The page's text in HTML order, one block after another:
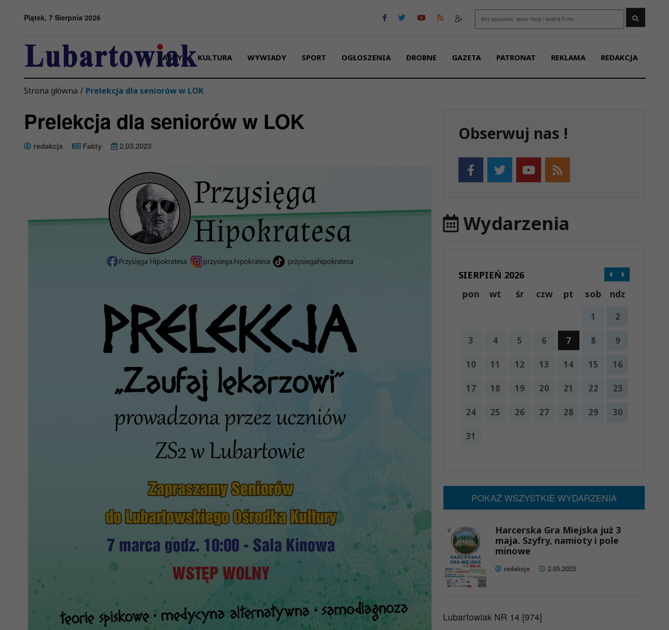
Piątek, 7 Sierpnia 2026
FAKTY KULTURA WYWIADY SPORT OGŁOSZENIA DROBNE GAZETA PATRONAT REKLAMA REDAKCJA
Strona główna / Prelekcja dla seniorów w LOK
Prelekcja dla seniorów w LOK
redakcja Fakty 2.03.2023
Obserwuj nas !
Wydarzenia
SIERPIEŃ 2026
pon
wt śr czw pt sob ndz
1 2
3 4 5 6 7 8 9
10 11 12 13 14 15 16
17 18 19 20 21 22 23
24 25 26 27 28 29 30
31
POKAŻ WSZYSTKIE WYDARZENIA
Harcerska Gra Miejska już 3
maja. Szyfry, namioty i pole
minowe
redakcja 2.05.2025
Lubartowiak NR 14 [974]